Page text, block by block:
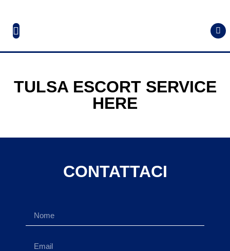
TULSA ESCORT SERVICE
HERE
CONTATTACI